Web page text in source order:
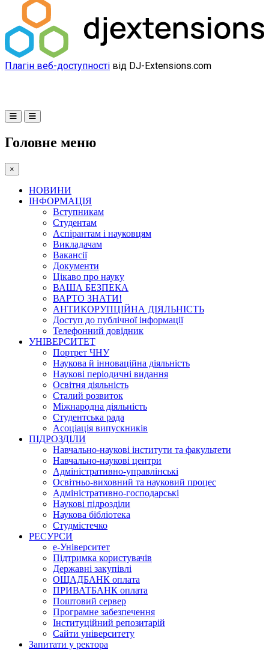
Плагін веб-доступності від DJ-Extensions.com
Головне меню
×
НОВИНИ
ІНФОРМАЦІЯ
Вступникам
Студентам
Аспірантам і науковцям
Викладачам
Вакансії
Документи
Цікаво про науку
ВАША БЕЗПЕКА
ВАРТО ЗНАТИ!
АНТИКОРУПЦІЙНА ДІЯЛЬНІСТЬ
Доступ до публічної інформації
Телефонний довідник
УНІВЕРСИТЕТ
Портрет ЧНУ
Наукова й інноваційна діяльність
Наукові періодичні видання
Освітня діяльність
Сталий розвиток
Міжнародна діяльність
Студентська рада
Асоціація випускників
ПІДРОЗДІЛИ
Навчально-наукові інститути та факультети
Навчально-наукові центри
Адміністративно-управлінські
Освітньо-виховний та науковий процес
Адміністративно-господарські
Наукові підрозділи
Наукова бібліотека
Студмістечко
РЕСУРСИ
е-Університет
Підтримка користувачів
Державні закупівлі
ОЩАДБАНК оплата
ПРИВАТБАНК оплата
Поштовий сервер
Програмне забезпечення
Інституційний репозитарій
Сайти університету
Запитати у ректора